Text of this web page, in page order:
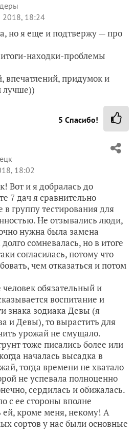
2018, 18:24
но я еще и подтвержу — про
находки-проблемы
придумок и
лучше))
5 Спасибо!
18:02
Вот и я добралась до
7 дач я сравнительно
группу тестирования для
Не отзывались люди,
нужна была замена
сомневалась, но в итоге
согласилась, потому что
чем отказаться и потом
обязательный и
воспитание и
знака зодиака Девы (я
и Девы), то вырастить для
урожай не смущало.
тоже писались более или
началась высадка в
тогда времени не хватало
не успевала полноценно
сердилась и обижалась.
с ее стороны вполне
ей, кроме меня, некому! А
сортов у нас были основные